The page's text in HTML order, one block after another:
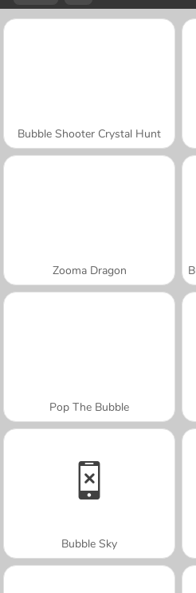
Bubble Shooter Crystal Hunt
Zooma Dragon
Pop The Bubble
Bubble Sky